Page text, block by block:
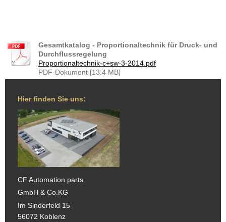
Gesamtkatalog - Proportionaltechnik für Druck- und
Durchflussregelung
Proportionaltechnik-c+sw-3-2014.pdf
PDF-Dokument [13.4 MB]
Hier finden Sie uns:
CF Automation parts
GmbH & Co.KG
Im Sinderfeld 15
56072 Koblenz